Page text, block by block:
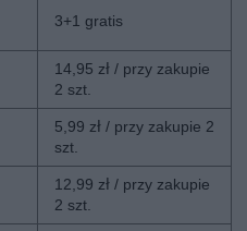
3+1 gratis
14,95 zł / przy zakupie
2 szt.
5,99 zł / przy zakupie 2
szt.
12,99 zł / przy zakupie
2 szt.